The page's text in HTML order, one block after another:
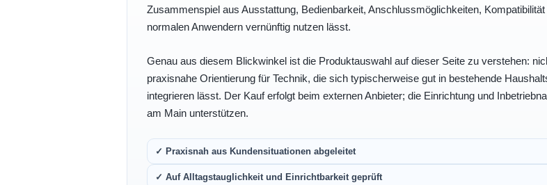
Zusammenspiel aus Ausstattung, Bedienbarkeit, Anschlussmöglichkeiten,
normalen Anwendern vernünftig nutzen lässt.
Genau aus diesem Blickwinkel ist die Produktauswahl auf dieser Seite zu verstehen:
praxisnahe Orientierung für Technik, die sich typischerweise gut in bestehende
integrieren lässt. Der Kauf erfolgt beim externen Anbieter; die Einrichtung und
am Main unterstützen.
✓ Praxisnah aus Kundensituationen abgeleitet
✓ Auf Alltagstauglichkeit und Einrichtbarkeit geprüft